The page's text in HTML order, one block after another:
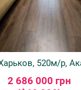
520м/р,
2 686 000 грн